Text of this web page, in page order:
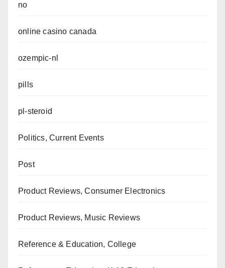
no
online casino canada
ozempic-nl
pills
pl-steroid
Politics, Current Events
Post
Product Reviews, Consumer Electronics
Product Reviews, Music Reviews
Reference & Education, College